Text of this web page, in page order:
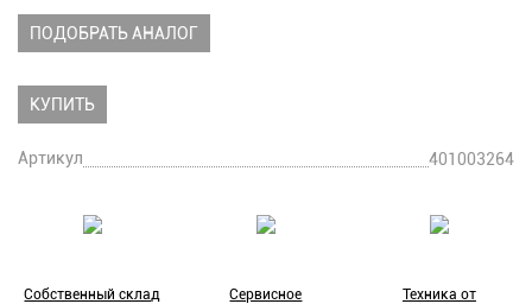
ПОДОБРАТЬ АНАЛОГ
КУПИТЬ
Артикул 401003264
Собственный склад
Сервисное
Техника от